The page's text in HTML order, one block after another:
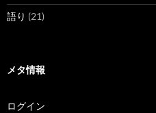
語り (21)
メタ情報
ログイン